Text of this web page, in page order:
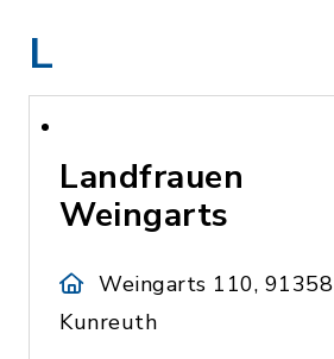
L
Landfrauen
Weingarts
Weingarts 110, 91358
Kunreuth